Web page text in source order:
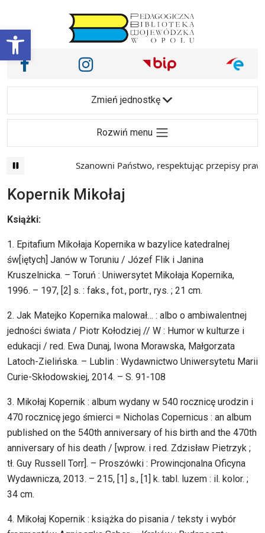
Otwórz pasek narzędzi
Main Navigation
Nasze media społecznościowe i inne
Facebook Instagram
Zmień jednostkę
Rozwiń menu
Szanowni Państwo, respektując przepisy prawa i
Kopernik Mikołaj
Książki:
1. Epitafium Mikołaja Kopernika w bazylice katedralnej
św[iętych] Janów w Toruniu / Józef Flik i Janina
Kruszelnicka. – Toruń : Uniwersytet Mikołaja Kopernika,
1996. – 197, [2] s. : faks., fot., portr., rys. ; 21 cm.
2. Jak Matejko Kopernika malował… : albo o ambiwalentnej
jedności świata / Piotr Kołodziej // W : Humor w kulturze i
edukacji / red. Ewa Dunaj, Iwona Morawska, Małgorzata
Latoch-Zielińska. – Lublin : Wydawnictwo Uniwersytetu Marii
Curie-Skłodowskiej, 2014. – S. 91-108
3. Mikołaj Kopernik : album wydany w 540 rocznicę urodzin i
470 rocznicę jego śmierci = Nicholas Copernicus : an album
published on the 540th anniversary of his birth and the 470th
anniversary of his death / [wprow. i red. Zdzisław Pietrzyk ;
tł. Guy Russell Torr]. – Proszówki : Prowincjonalna Oficyna
Wydawnicza, 2013. – 215, [1] s., [1] k. tabl. luzem : il. kolor. ;
34 cm.
4. Mikołaj Kopernik : książka do pisania / teksty i wybór